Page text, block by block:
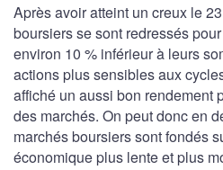
Après avoir atteint un creux le
boursiers se sont redressés
environ 10 % inférieur à leurs
actions plus sensibles aux
affiché un aussi bon rendement
des marchés. On peut donc en
marchés boursiers sont fondés
économique plus lente et plus